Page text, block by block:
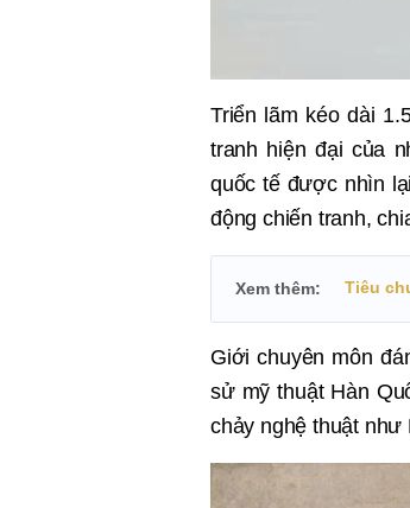
Triển lãm kéo dài
tranh hiện đại của
quốc tế được nhìn
động chiến tranh,
Xem thêm: Tiêu
Giới chuyên môn
sử mỹ thuật Hàn
chảy nghệ thuật như